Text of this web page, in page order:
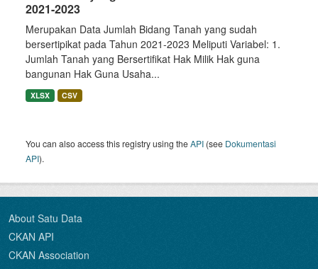
2021-2023
Merupakan Data Jumlah Bidang Tanah yang sudah
bersertipikat pada Tahun 2021-2023 Meliputi Variabel: 1.
Jumlah Tanah yang Bersertifikat Hak Milik Hak guna
bangunan Hak Guna Usaha...
XLSX CSV
You can also access this registry using theAPI (see Dokumentasi
API).
About Satu Data
CKAN API
CKAN Association